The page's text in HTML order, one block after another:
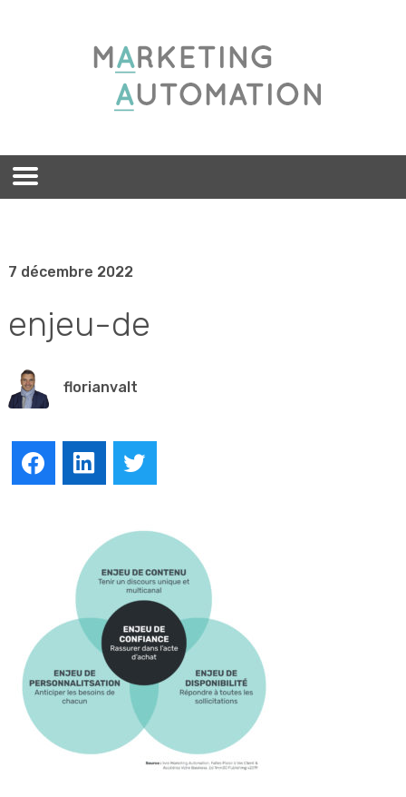
7 décembre 2022
enjeu-de
florianvalt
FacebookLinkedIn